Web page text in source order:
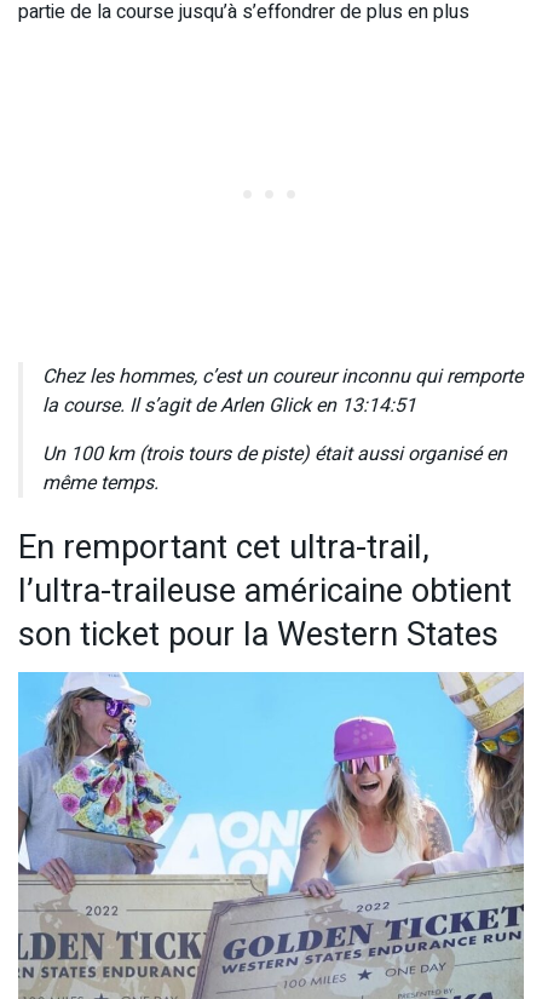
partie de la course jusqu’à s’effondrer de plus en plus
Chez les hommes, c’est un coureur inconnu qui remporte
la course. Il s’agit de Arlen Glick en 13:14:51
Un 100 km (trois tours de piste) était aussi organisé en
même temps.
En remportant cet ultra-trail,
l’ultra-traileuse américaine obtient
son ticket pour la Western States